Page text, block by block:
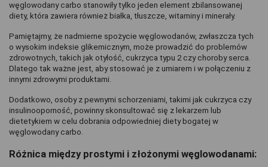
węglowodany carbo stanowiły tylko jeden element zbilansowanej
diety, która zawiera również białka, tłuszcze, witaminy i minerały.
Pamiętajmy, że nadmierne spożycie węglowodanów, zwłaszcza tych
o wysokim indeksie glikemicznym, może prowadzić do problemów
zdrowotnych, takich jak otyłość, cukrzyca typu 2 czy choroby serca.
Dlatego tak ważne jest, aby stosować je z umiarem i w połączeniu z
innymi zdrowymi produktami.
Dodatkowo, osoby z pewnymi schorzeniami, takimi jak cukrzyca czy
insulinooporność, powinny skonsultować się z lekarzem lub
dietetykiem w celu dobrania odpowiedniej diety bogatej w
węglowodany carbo.
Różnica między prostymi i złożonymi węglowodanami: